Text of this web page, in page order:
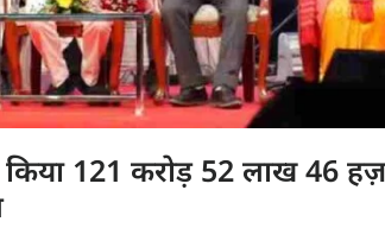
किया 121 करोड़ 52 लाख 46